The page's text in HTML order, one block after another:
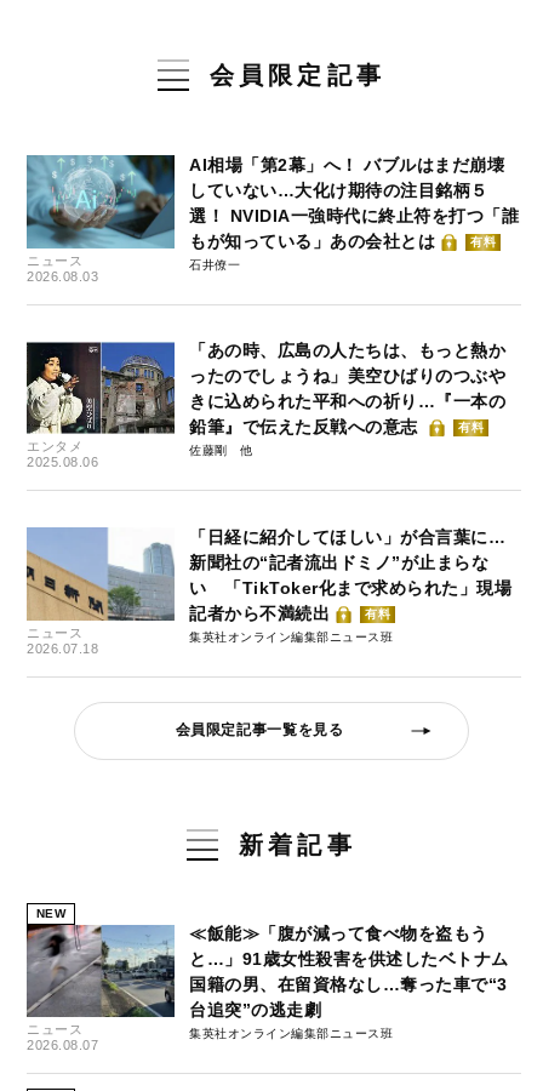
会員限定記事
ニュース
2026.08.03
AI相場「第2幕」へ！ バブルはまだ崩壊
していない…大化け期待の注目銘柄５
選！ NVIDIA一強時代に終止符を打つ「誰
もが知っている」あの会社とは
有料
石井僚一
エンタメ
2025.08.06
「あの時、広島の人たちは、もっと熱か
ったのでしょうね」美空ひばりのつぶや
きに込められた平和への祈り…『一本の
鉛筆』で伝えた反戦への意志
有料
佐藤剛
ニュース
2026.07.18
「日経に紹介してほしい」が合言葉に…
新聞社の“記者流出ドミノ”が止まらな
い 「TikToker化まで求められた」現場
記者から不満続出
有料
集英社オンライン編集部ニュース班
会員限定記事一覧を見る
新着記事
NEW
ニュース
2026.08.07
≪飯能≫「腹が減って食べ物を盗もう
と…」91歳女性殺害を供述したベトナム
国籍の男、在留資格なし…奪った車で“3
台追突”の逃走劇
集英社オンライン編集部ニュース班